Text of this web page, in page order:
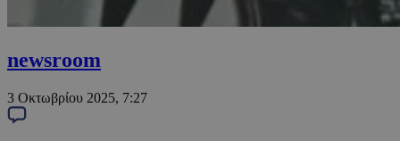
newsroom
3 Οκτωβρίου 2025, 7:27